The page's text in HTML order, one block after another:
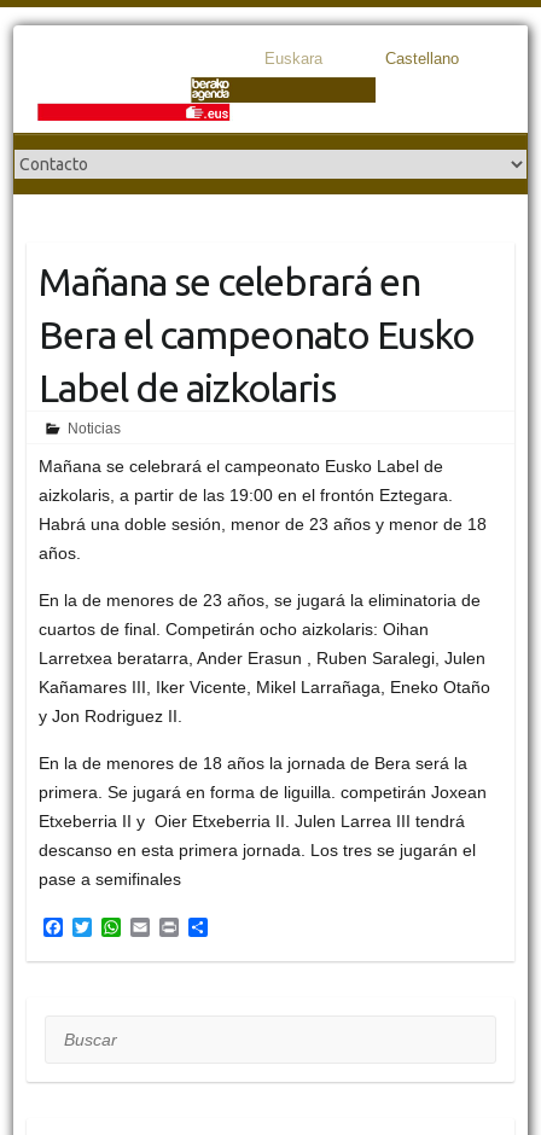
Euskara Castellano
Mañana se celebrará en
Bera el campeonato Eusko
Label de aizkolaris
Noticias
Mañana se celebrará el campeonato Eusko Label de
aizkolaris, a partir de las 19:00 en el frontón Eztegara.
Habrá una doble sesión, menor de 23 años y menor de 18
años.
En la de menores de 23 años, se jugará la eliminatoria de
cuartos de final. Competirán ocho aizkolaris: Oihan
Larretxea beratarra, Ander Erasun , Ruben Saralegi, Julen
Kañamares III, Iker Vicente, Mikel Larrañaga, Eneko Otaño
y Jon Rodriguez II.
En la de menores de 18 años la jornada de Bera será la
primera. Se jugará en forma de liguilla. competirán Joxean
Etxeberria II y Oier Etxeberria II. Julen Larrea III tendrá
descanso en esta primera jornada. Los tres se jugarán el
pase a semifinales
F
c
o
T
i
r
W
a
E
a
P
i
C
m
r
Buscar